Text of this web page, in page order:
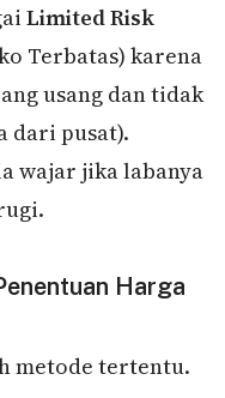
Limited Risk
Terbatas) karena
usang dan tidak
dari pusat).
wajar jika labanya
Harga
metode tertentu.